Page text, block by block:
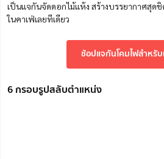
เป็นแจกันจัดดอกไม้แห้ง สร้างบรรยากาศสุด
ในคาเฟ่เลยทีเดียว
ช้อปแจกันโคมไฟสำหรั
6 กรอบรูปสลับตำแหน่ง